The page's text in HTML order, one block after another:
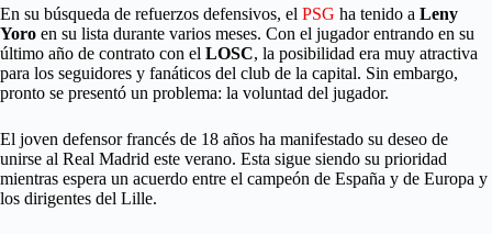
En su búsqueda de refuerzos defensivos, el PSG ha tenido a Leny
Yoro en su lista durante varios meses. Con el jugador entrando en su
último año de contrato con el LOSC, la posibilidad era muy atractiva
para los seguidores y fanáticos del club de la capital. Sin embargo,
pronto se presentó un problema: la voluntad del jugador.
El joven defensor francés de 18 años ha manifestado su deseo de
unirse al Real Madrid este verano. Esta sigue siendo su prioridad
mientras espera un acuerdo entre el campeón de España y de Europa y
los dirigentes del Lille.